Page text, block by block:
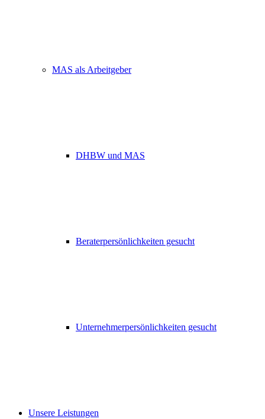
MAS als Arbeitgeber
DHBW und MAS
Beraterpersönlichkeiten gesucht
Unternehmerpersönlichkeiten gesucht
Unsere Leistungen